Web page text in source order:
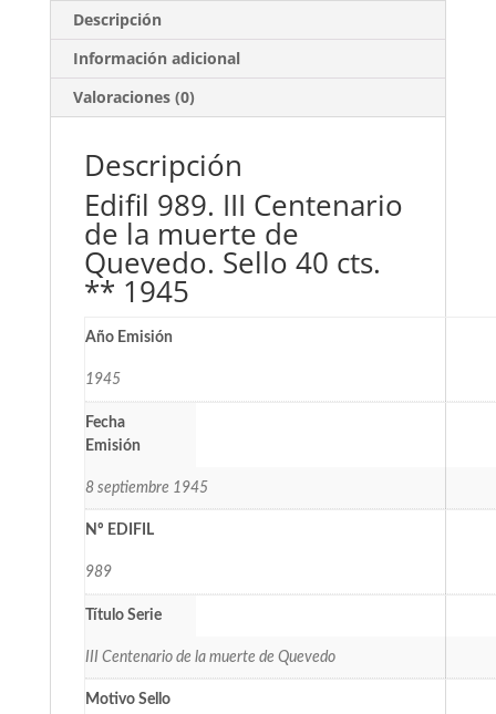
Descripción
Información adicional
Valoraciones (0)
Descripción
Edifil 989. III Centenario
de la muerte de
Quevedo. Sello 40 cts.
** 1945
Año Emisión
1945
Fecha
Emisión
8 septiembre 1945
Nº EDIFIL
989
Título Serie
III Centenario de la muerte de Quevedo
Motivo Sello